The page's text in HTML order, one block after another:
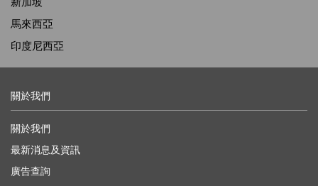
馬來西亞
印度尼西亞
關於我們
關於我們
最新消息及資訊
廣告查詢